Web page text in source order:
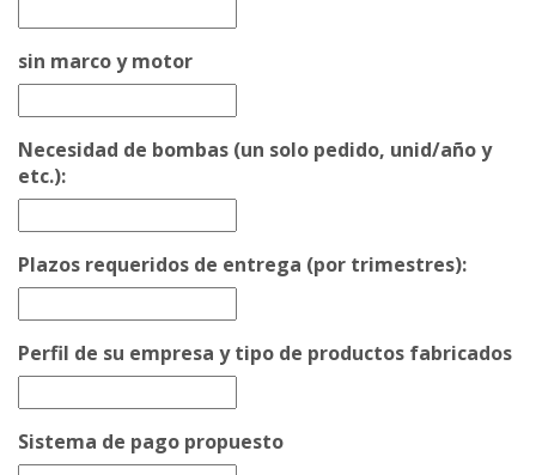
sin marco y motor
Necesidad de bombas (un solo pedido, unid/año y
etc.):
Plazos requeridos de entrega (por trimestres):
Perfil de su empresa y tipo de productos fabricados
Sistema de pago propuesto